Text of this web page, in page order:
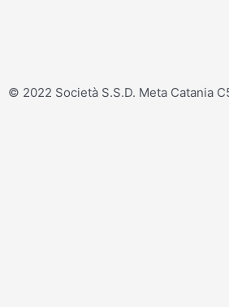
© 2022 Società S.S.D. Meta Catania